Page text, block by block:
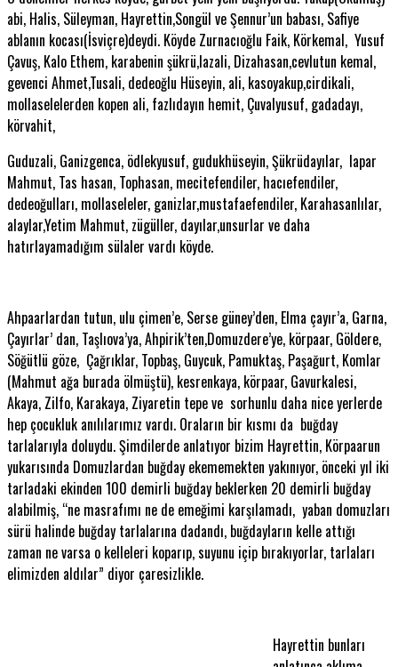
abi, Halis, Süleyman, Hayrettin,Songül ve Şennur’un babası, Safiye
ablanın kocası(İsviçre)deydi. Köyde Zurnacıoğlu Faik, Körkemal, Yusuf
Çavuş, Kalo Ethem, karabenin şükrü,lazali, Dizahasan,cevlutun kemal,
gevenci Ahmet,Tusali, dedeoğlu Hüseyin, ali, kasoyakup,cirdikali,
mollaselelerden kopen ali, fazlıdayın hemit, Çuvalyusuf, gadadayı,
körvahit,
Guduzali, Ganizgenca, ödlekyusuf, gudukhüseyin, Şükrüdayılar, lapar
Mahmut, Tas hasan, Tophasan, mecitefendiler, hacıefendiler,
dedeoğulları, mollaseleler, ganizlar,mustafaefendiler, Karahasanlılar,
alaylar,Yetim Mahmut, zügüller, dayılar,unsurlar ve daha
hatırlayamadığım sülaler vardı köyde.
Ahpaarlardan tutun, ulu çimen’e, Serse güney’den, Elma çayır’a, Garna,
Çayırlar’ dan, Taşlıova’ya, Ahpirik’ten,Domuzdere’ye, körpaar, Göldere,
Söğütlü göze, Çağrıklar, Topbaş, Guycuk, Pamuktaş, Paşağurt, Komlar
(Mahmut ağa burada ölmüştü), kesrenkaya, körpaar, Gavurkalesi,
Akaya, Zilfo, Karakaya, Ziyaretin tepe ve sorhunlu daha nice yerlerde
hep çocukluk anılılarımız vardı. Oraların bir kısmı da buğday
tarlalarıyla doluydu. Şimdilerde anlatıyor bizim Hayrettin, Körpaarun
yukarısında Domuzlardan buğday ekememekten yakınıyor, önceki yıl iki
tarladaki ekinden 100 demirli buğday beklerken 20 demirli buğday
alabilmiş, “ne masrafımı ne de emeğimi karşılamadı, yaban domuzları
sürü halinde buğday tarlalarına dadandı, buğdayların kelle attığı
zaman ne varsa o kelleleri koparıp, suyunu içip bırakıyorlar, tarlaları
elimizden aldılar” diyor çaresizlikle.
Hayrettin bunları